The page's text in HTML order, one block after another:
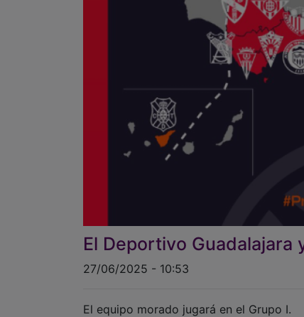
El Deportivo Guadalajara
27/06/2025 - 10:53
El equipo morado jugará en el Grupo I.